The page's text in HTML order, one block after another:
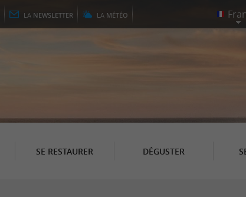
LA NEWSLETTER LA MÉTÉO
SE RESTAURER DÉGUSTER